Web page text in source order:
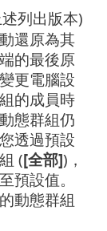
列出版本)
還原為其
的最後原
更電腦設
的成員時
態群組仍
透過預設
([全部])，
預設值。
動態群組